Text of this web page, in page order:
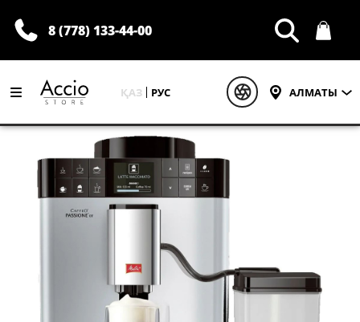
8 (778) 133-44-00
ҚАЗ РУС АЛМАТЫ